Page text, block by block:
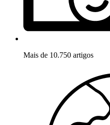
Mais de 10.750 artigos